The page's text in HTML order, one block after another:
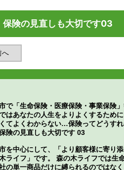
保険の見直しも大切です03
へ
で「生命保険・医療保険・事業保険
はあなたの人生をよりよくするため
てよくわからない…保険ってどうす
険の見直しも大切です 03
を中心にして、「より顧客様に寄り
ライフ」です。 森の木ライフでは生
の単一商品だけに縛られるのではな